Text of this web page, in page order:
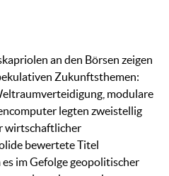
an den Börsen zeigen
Zukunftsthemen:
modulare
legten zweistellig
wirtschaftlicher
bewertete Titel
im Gefolge geopolitischer